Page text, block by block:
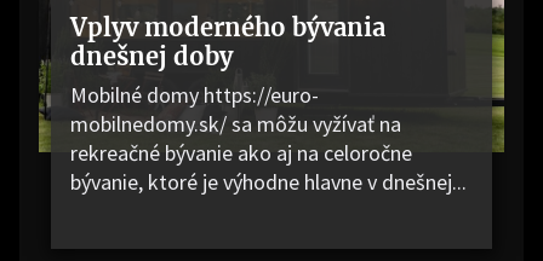
Vplyv moderného bývania
dnešnej doby
Mobilné domy https://euro-
mobilnedomy.sk/ sa môžu vyžívať na
rekreačné bývanie ako aj na celoročne
bývanie, ktoré je výhodne hlavne v dnešnej...